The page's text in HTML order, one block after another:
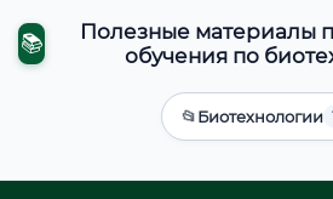
📚
Полезные материалы
обучения по
📂Биотехнологии